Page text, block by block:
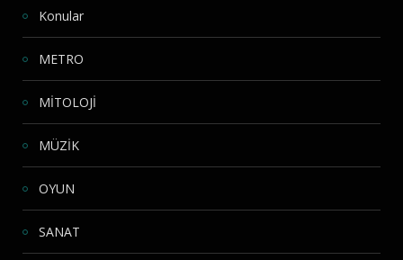
Konular
METRO
MİTOLOJİ
MÜZİK
OYUN
SANAT